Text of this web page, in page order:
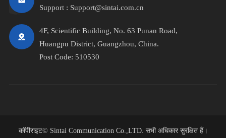
Support : Support@sintai.com.cn
4F, Scientific Building, No. 63 Punan Road,
Huangpu District, Guangzhou, China.
Post Code: 510530
कॉपीराइट© Sintai Communication Co.,LTD. सभी अधिकार सुरक्षित हैं।